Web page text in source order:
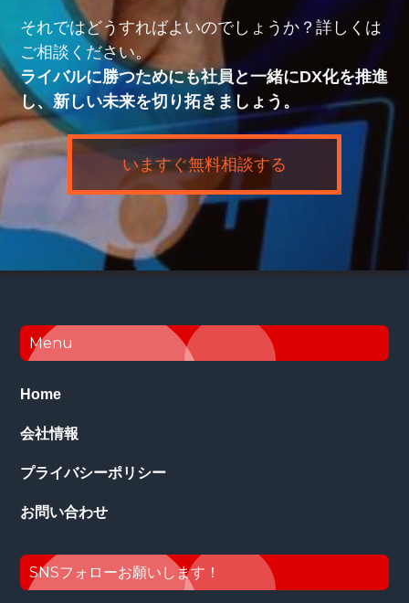
それではどうすればよいのでしょうか？詳しくは
ご相談ください。
ライバルに勝つためにも社員と一緒にDX化を推進
し、新しい未来を切り拓きましょう。
いますぐ無料相談する
Footer
Menu
Home
会社情報
プライバシーポリシー
お問い合わせ
SNSフォローお願いします！